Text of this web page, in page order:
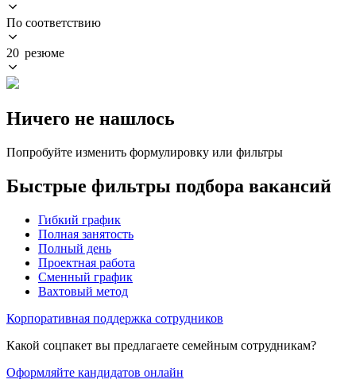
По соответствию
20 резюме
Ничего не нашлось
Попробуйте изменить формулировку или фильтры
Быстрые фильтры подбора вакансий
Гибкий график
Полная занятость
Полный день
Проектная работа
Сменный график
Вахтовый метод
Корпоративная поддержка сотрудников
Какой соцпакет вы предлагаете семейным сотрудникам?
Оформляйте кандидатов онлайн